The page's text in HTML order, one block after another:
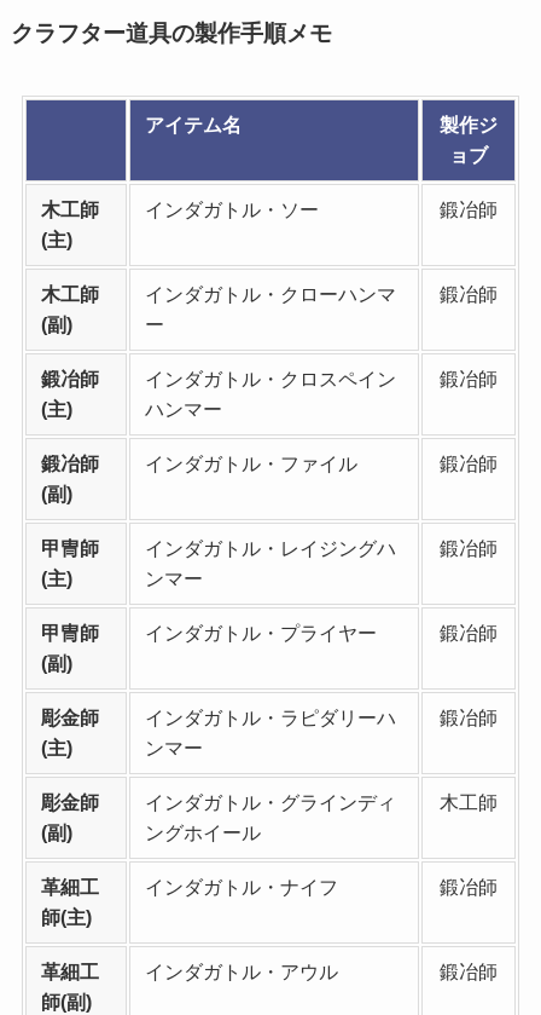
クラフター道具の製作手順メモ
アイテム名
製作ジ
ョブ
木工師
(主)
インダガトル・ソー 鍛冶師
木工師
(副)
インダガトル・クローハンマ
ー
鍛冶師
鍛冶師
(主)
インダガトル・クロスペイン
ハンマー
鍛冶師
鍛冶師
(副)
インダガトル・ファイル 鍛冶師
甲冑師
(主)
インダガトル・レイジングハ
ンマー
鍛冶師
甲冑師
(副)
インダガトル・プライヤー 鍛冶師
彫金師
(主)
インダガトル・ラピダリーハ
ンマー
鍛冶師
彫金師
(副)
インダガトル・グラインディ
ングホイール
木工師
革細工
師(主)
インダガトル・ナイフ 鍛冶師
革細工
師(副)
インダガトル・アウル 鍛冶師